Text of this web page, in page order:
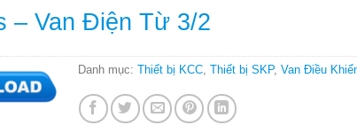
– Van Điện Từ 3/2
Danh mục: Thiết bị KCC, Thiết bị SKP, Van Điều